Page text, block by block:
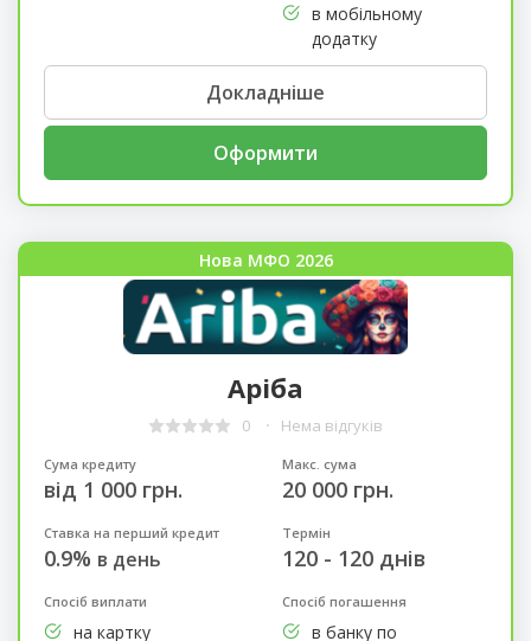
в мобільному
додатку
Докладніше
Оформити
Нова МФО 2026
Аріба
0 Нема відгуків
Сума кредиту
від 1 000 грн.
Макс. сума
20 000 грн.
Ставка на перший кредит
0.9% в день
Термін
120 - 120 днів
Спосіб виплати
на картку
Спосіб погашення
в банку по